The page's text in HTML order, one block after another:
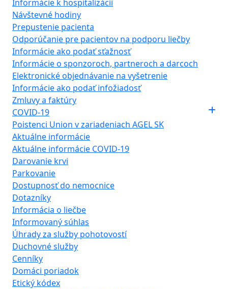
Informácie k hospitalizácii
Návštevné hodiny
Prepustenie pacienta
Odporúčanie pre pacientov na podporu liečby
Informácie ako podať sťažnosť
Informácie o sponzoroch, partneroch a darcoch
Elektronické objednávanie na vyšetrenie
Informácie ako podať infožiadosť
Zmluvy a faktúry
COVID-19
Poistenci Union v zariadeniach AGEL SK
Aktuálne informácie
Aktuálne informácie COVID-19
Darovanie krvi
Parkovanie
Dostupnosť do nemocnice
Dotazníky
Informácia o liečbe
Informovaný súhlas
Úhrady za služby pohotovostí
Duchovné služby
Cenníky
Domáci poriadok
Etický kódex